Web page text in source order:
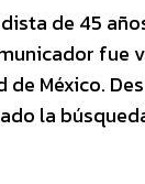
de 45
fue
México.
la